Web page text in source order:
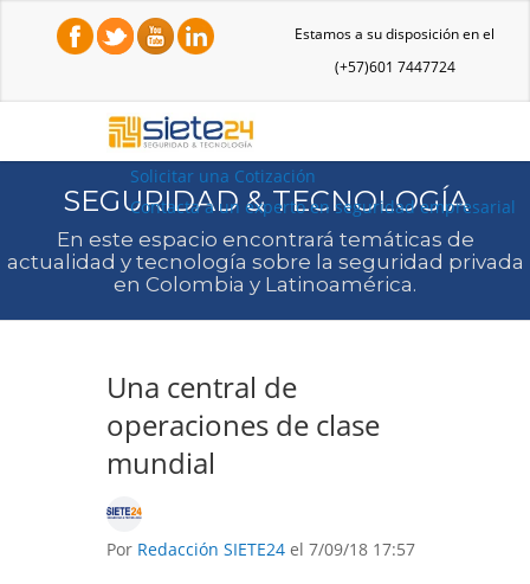
Estamos a su disposición en el
(+57)601 7447724
Solicitar una Cotización
Contacta a un experto en seguridad empresarial
SEGURIDAD & TECNOLOGÍA
En este espacio encontrará temáticas de
actualidad y tecnología sobre la seguridad privada
en Colombia y Latinoamérica.
Una central de
operaciones de clase
mundial
Por Redacción SIETE24 el 7/09/18 17:57